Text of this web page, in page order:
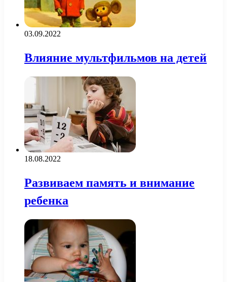
03.09.2022
Влияние мультфильмов на детей
18.08.2022
Развиваем память и внимание
ребенка